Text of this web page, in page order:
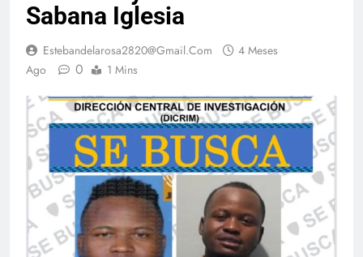
Sabana Iglesia
Estebandelarosa2820@gmail.com
4 Meses
Ago
0 1 Mins